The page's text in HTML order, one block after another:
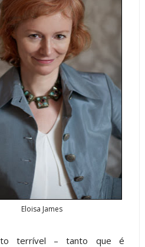
Eloisa James
terrível – tanto que é